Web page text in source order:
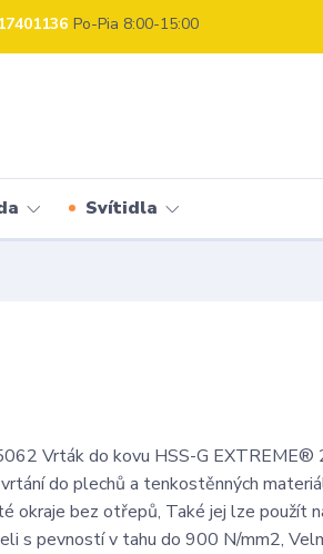
Po-Pia 8:00-15:00
Svítidla
Vrták do kovu HSS-G EXTREME®
vrtání do plechů a tenkostěnných
okraje bez otřepů, Také jej lze použít
s pevností v tahu do 900 N/mm2,